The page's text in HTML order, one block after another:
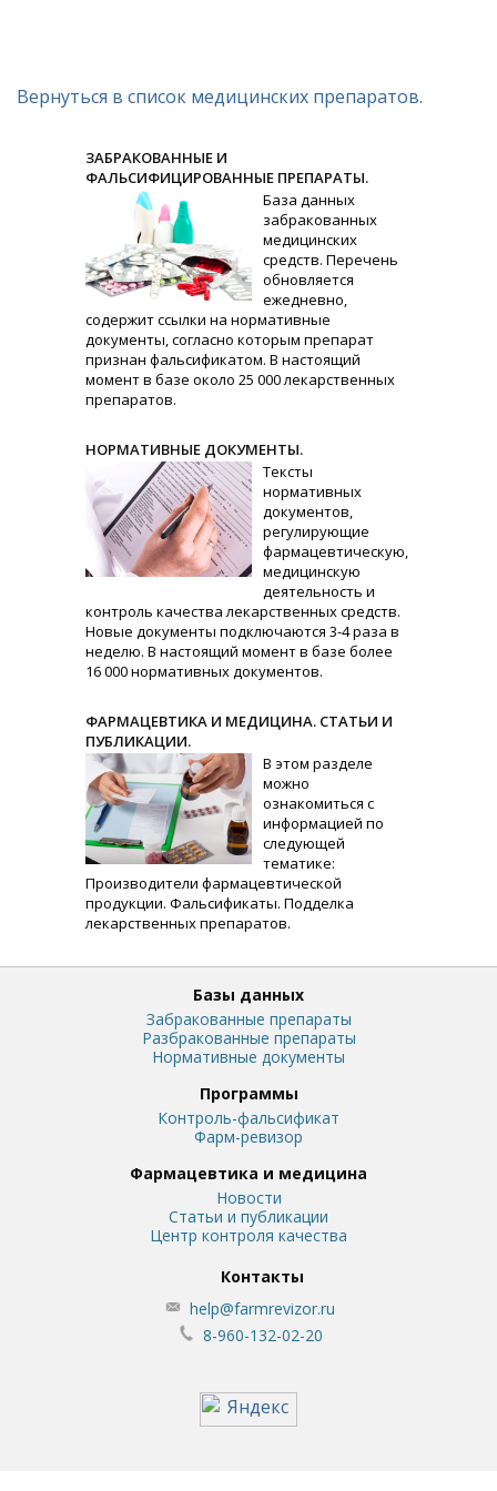
Вернуться в список медицинских препаратов.
ЗАБРАКОВАННЫЕ И
ФАЛЬСИФИЦИРОВАННЫЕ ПРЕПАРАТЫ.
База данных
забракованных
медицинских
средств. Перечень
обновляется
ежедневно,
содержит ссылки на нормативные
документы, согласно которым препарат
признан фальсификатом. В настоящий
момент в базе около 25 000 лекарственных
препаратов.
НОРМАТИВНЫЕ ДОКУМЕНТЫ.
Тексты
нормативных
документов,
регулирующие
фармацевтическую,
медицинскую
деятельность и
контроль качества лекарственных средств.
Новые документы подключаются 3-4 раза в
неделю. В настоящий момент в базе более
16 000 нормативных документов.
ФАРМАЦЕВТИКА И МЕДИЦИНА. СТАТЬИ И
ПУБЛИКАЦИИ.
В этом разделе
можно
ознакомиться с
информацией по
следующей
тематике:
Производители фармацевтической
продукции. Фальсификаты. Подделка
лекарственных препаратов.
Базы данных
Забракованные препараты
Разбракованные препараты
Нормативные документы
Программы
Контроль-фальсификат
Фарм-ревизор
Фармацевтика и медицина
Новости
Статьи и публикации
Центр контроля качества
Контакты
help@farmrevizor.ru
8-960-132-02-20